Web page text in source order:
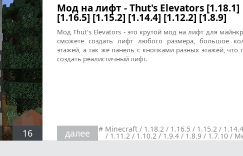
16
Мод на лифт - Thut's Elevators [1.18.1]
[1.16.5] [1.15.2] [1.14.4] [1.12.2] [1.8.9]
Мод Thut's Elevators - это крутой мод на лифт для
сможете создать лифт любого размера, большое
этажей, а так же панель с кнопками разных этажей, что
создать реалистичный лифт.
далее # Minecraft/ 1.18.2/ 1.16.5 / 1.15.2/ 1.14.4
/ 1.11.2/ 1.10.2/ 1.9.4/ 1.8.9/ 1.7.10/
декор, техника/Реалистичность